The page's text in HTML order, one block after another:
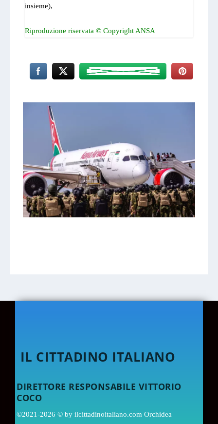
insieme),
Riproduzione riservata © Copyright ANSA
IL CITTADINO ITALIANO
DIRETTORE RESPONSABILE VITTORIO
COCO
©2021-2026 © by ilcittadinoitaliano.com Orchidea